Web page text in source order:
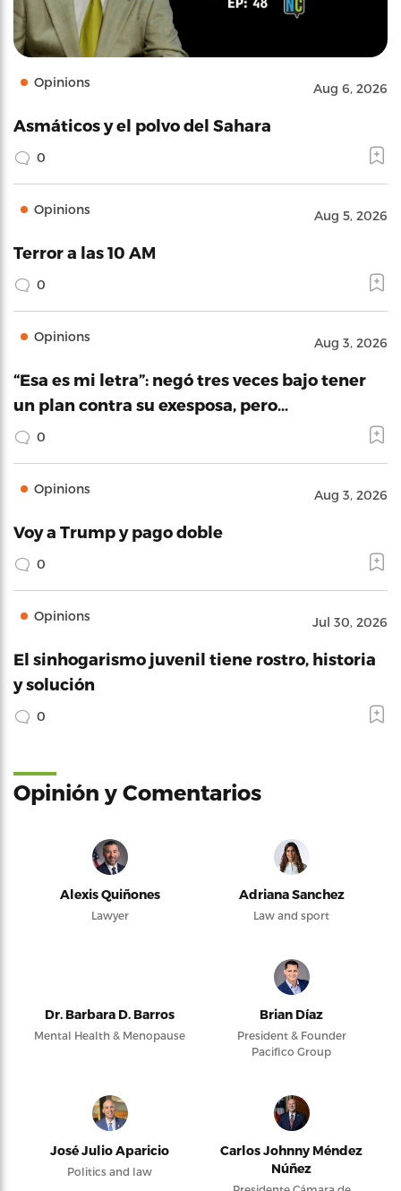
Opinions Aug 6, 2026
Asmáticos y el polvo del Sahara
0
Opinions Aug 5, 2026
Terror a las 10 AM
0
Opinions Aug 3, 2026
“Esa es mi letra”: negó tres veces bajo tener
un plan contra su exesposa, pero…
0
Opinions Aug 3, 2026
Voy a Trump y pago doble
0
Opinions Jul 30, 2026
El sinhogarismo juvenil tiene rostro, historia
y solución
0
Opinión y Comentarios
Alexis Quiñones
Lawyer
Adriana Sanchez
Law and sport
Dr. Barbara D. Barros
Mental Health & Menopause
Brian Díaz
President & Founder
Pacifico Group
José Julio Aparicio
Politics and law
Carlos Johnny Méndez
Núñez